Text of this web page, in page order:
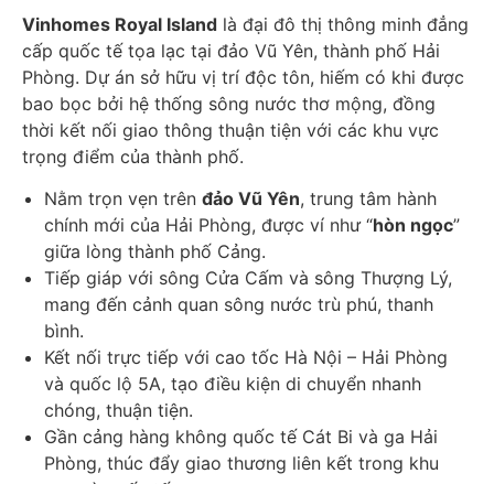
Vinhomes Royal Island là đại đô thị thông minh đẳng
cấp quốc tế tọa lạc tại đảo Vũ Yên, thành phố Hải
Phòng. Dự án sở hữu vị trí độc tôn, hiếm có khi được
bao bọc bởi hệ thống sông nước thơ mộng, đồng
thời kết nối giao thông thuận tiện với các khu vực
trọng điểm của thành phố.
Nằm trọn vẹn trên đảo Vũ Yên, trung tâm hành
chính mới của Hải Phòng, được ví như “hòn ngọc”
giữa lòng thành phố Cảng.
Tiếp giáp với sông Cửa Cấm và sông Thượng Lý,
mang đến cảnh quan sông nước trù phú, thanh
bình.
Kết nối trực tiếp với cao tốc Hà Nội – Hải Phòng
và quốc lộ 5A, tạo điều kiện di chuyển nhanh
chóng, thuận tiện.
Gần cảng hàng không quốc tế Cát Bi và ga Hải
Phòng, thúc đẩy giao thương liên kết trong khu